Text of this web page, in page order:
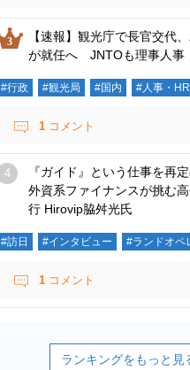
【速報】観光庁で長官交代
が就任へ JNTOも理事人事
#行政 #観光局 #国内 #人事・HR
1 コメント
『ガイド』という仕事を再
外資系ファイナンスが挑む
行 Hirovip脇舛光氏
#訪日 #インタビュー #ランドオペ
1 コメント